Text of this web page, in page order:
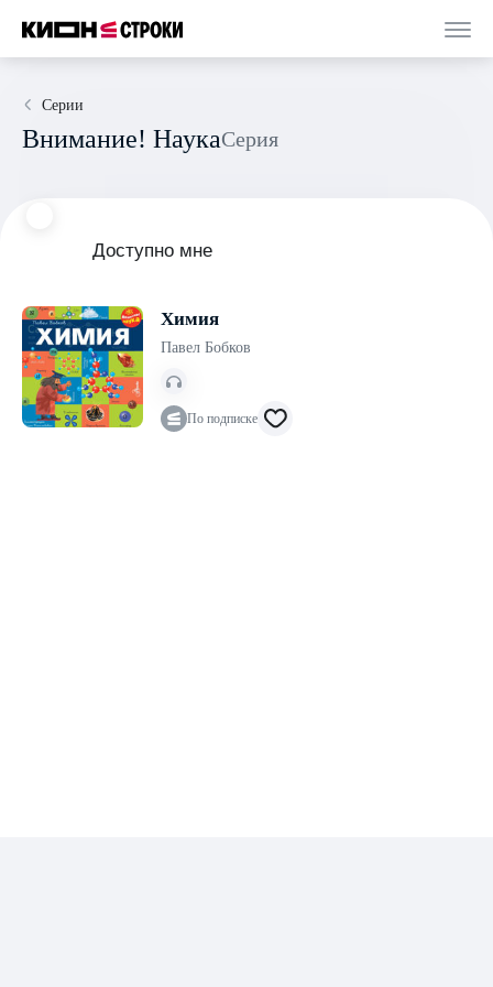
Серии
Внимание! Наука Серия
Доступно мне
Химия
Павел Бобков
По подписке